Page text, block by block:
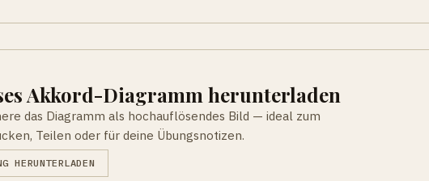
Akkord-Diagramm herunterladen
das Diagramm als hochauflösendes Bild — ideal zum
Teilen oder für deine Übungsnotizen.
HERUNTERLADEN